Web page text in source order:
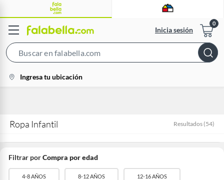
Inicia sesión
Bar
location-
icon
Ingresa tu ubicación
Ropa Infantil Resultados (54)
Filtrar porCompra por edad
4-8 AÑOS 8-12 AÑOS 12-16 AÑOS